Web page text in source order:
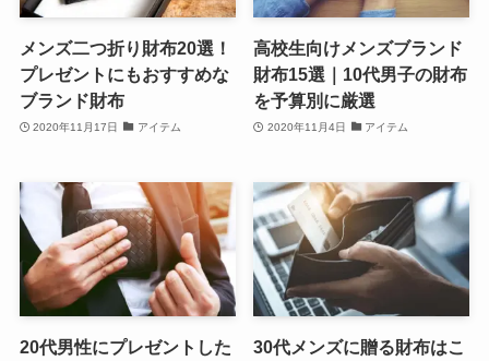
メンズ二つ折り財布20選！
プレゼントにもおすすめな
ブランド財布
2020年11月17日 アイテム
高校生向けメンズブランド
財布15選｜10代男子の財布
を予算別に厳選
2020年11月4日 アイテム
20代男性にプレゼントした
30代メンズに贈る財布はこ